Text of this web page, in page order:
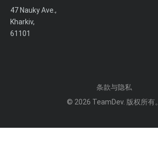
47 Nauky Ave.,
Kharkiv,
61101
© 2026 TeamDev. 版权所有。
条款与隐私